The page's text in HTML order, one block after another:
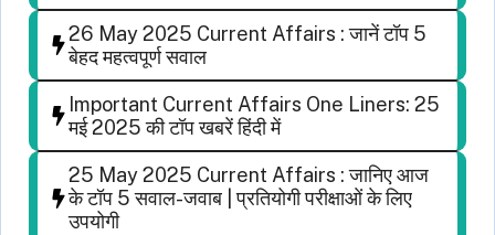
26 May 2025 Current Affairs : जानें टॉप 5
बेहद महत्वपूर्ण सवाल
Important Current Affairs One Liners: 25
मई 2025 की टॉप खबरें हिंदी में
25 May 2025 Current Affairs : जानिए आज
के टॉप 5 सवाल-जवाब | प्रतियोगी परीक्षाओं के लिए
उपयोगी